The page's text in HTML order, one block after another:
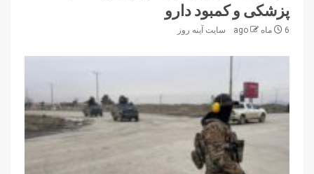
پزشکی و کمبود دارو
6 ماه ago سایت آینه‌ روز